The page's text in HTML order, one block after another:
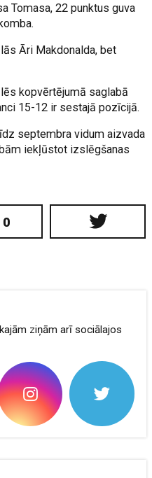
Tomasa, 22 punktus guva
Āri Makdonalda, bet
kopvērtējumā saglabā
15-12 ir sestajā pozīcijā.
septembra vidum aizvada
iekļūstot izslēgšanas
0
ziņām arī sociālajos